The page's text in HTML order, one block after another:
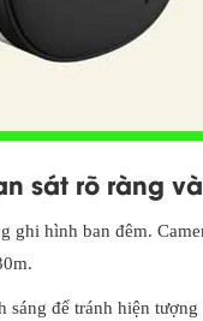
sát rõ ràng
hình ban đêm.
để tránh hiện